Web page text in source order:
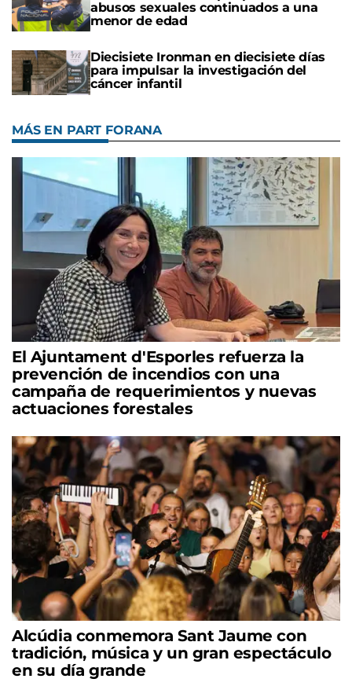
abusos sexuales continuados a una
menor de edad
Diecisiete Ironman en diecisiete días
para impulsar la investigación del
cáncer infantil
MÁS EN PART FORANA
El Ajuntament d'Esporles refuerza la
prevención de incendios con una
campaña de requerimientos y nuevas
actuaciones forestales
Alcúdia conmemora Sant Jaume con
tradición, música y un gran espectáculo
en su día grande